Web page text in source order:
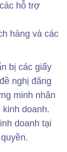
hỗ trợ
hàng và các
bị các giấy
nghị đăng
minh nhân
doanh.
doanh tại